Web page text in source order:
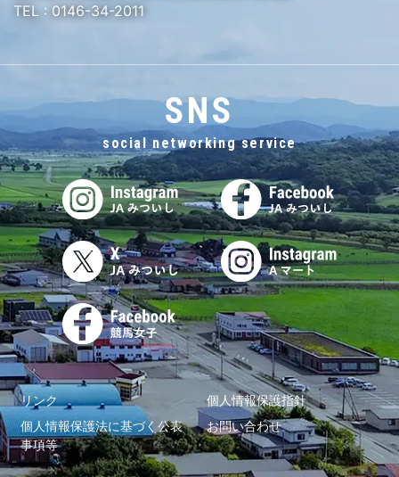
TEL : 0146-34-2011
SNS
social networking service
リンク
個人情報保護指針
個人情報保護法に基づく公表
事項等
お問い合わせ